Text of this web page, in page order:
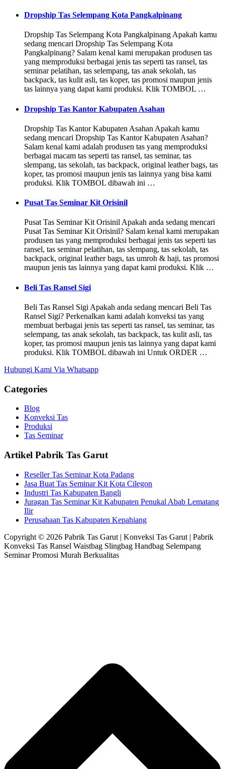
Dropship Tas Selempang Kota Pangkalpinang
Dropship Tas Selempang Kota Pangkalpinang Apakah kamu
sedang mencari Dropship Tas Selempang Kota
Pangkalpinang? Salam kenal kami merupakan produsen tas
yang memproduksi berbagai jenis tas seperti tas ransel, tas
seminar pelatihan, tas selempang, tas anak sekolah, tas
backpack, tas kulit asli, tas koper, tas promosi maupun jenis
tas lainnya yang dapat kami produksi. Klik TOMBOL …
Dropship Tas Kantor Kabupaten Asahan
Dropship Tas Kantor Kabupaten Asahan Apakah kamu
sedang mencari Dropship Tas Kantor Kabupaten Asahan?
Salam kenal kami adalah produsen tas yang memproduksi
berbagai macam tas seperti tas ransel, tas seminar, tas
slempang, tas sekolah, tas backpack, original leather bags, tas
koper, tas promosi maupun jenis tas lainnya yang bisa kami
produksi. Klik TOMBOL dibawah ini …
Pusat Tas Seminar Kit Orisinil
Pusat Tas Seminar Kit Orisinil Apakah anda sedang mencari
Pusat Tas Seminar Kit Orisinil? Salam kenal kami merupakan
produsen tas yang memproduksi berbagai jenis tas seperti tas
ransel, tas seminar pelatihan, tas slempang, tas sekolah, tas
backpack, original leather bags, tas umroh & haji, tas promosi
maupun jenis tas lainnya yang dapat kami produksi. Klik …
Beli Tas Ransel Sigi
Beli Tas Ransel Sigi Apakah anda sedang mencari Beli Tas
Ransel Sigi? Perkenalkan kami adalah konveksi tas yang
membuat berbagai jenis tas seperti tas ransel, tas seminar, tas
selempang, tas anak sekolah, tas backpack, tas kulit asli, tas
koper, tas promosi maupun jenis tas lainnya yang dapat kami
produksi. Klik TOMBOL dibawah ini Untuk ORDER …
Hubungi Kami Via Whatsapp
Categories
Blog
Konveksi Tas
Produksi
Tas Seminar
Artikel Pabrik Tas Garut
Reseller Tas Seminar Kota Padang
Jasa Buat Tas Seminar Kit Kota Cilegon
Industri Tas Kabupaten Bangli
Juragan Tas Seminar Kit Kabupaten Penukal Abab Lematang
Ilir
Perusahaan Tas Kabupaten Kepahiang
Copyright © 2026 Pabrik Tas Garut | Konveksi Tas Garut | Pabrik
Konveksi Tas Ransel Waistbag Slingbag Handbag Selempang
Seminar Promosi Murah Berkualitas